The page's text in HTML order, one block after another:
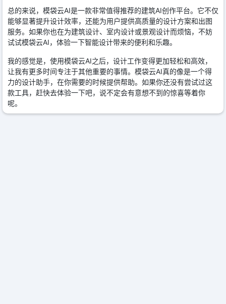
总的来说，模袋云AI是一款非常值得推荐的建筑AI创作平台。它不仅
能够显著提升设计效率，还能为用户提供高质量的设计方案和出图
服务。如果你也在为建筑设计、室内设计或景观设计而烦恼，不妨
试试模袋云AI，体验一下智能设计带来的便利和乐趣。
我的感觉是，使用模袋云AI之后，设计工作变得更加轻松和高效，
让我有更多时间专注于其他重要的事情。模袋云AI真的像是一个得
力的设计助手，在你需要的时候提供帮助。如果你还没有尝试过这
款工具，赶快去体验一下吧，说不定会有意想不到的惊喜等着你
呢。